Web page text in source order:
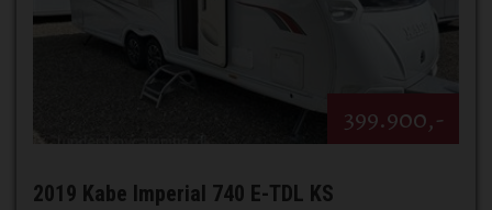
399.900,-
2019 Kabe Imperial 740 E-TDL KS